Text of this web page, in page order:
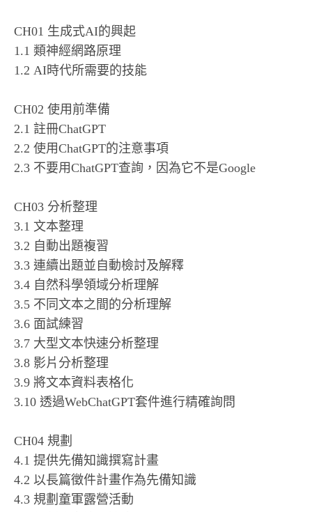
CH01 生成式AI的興起
1.1 類神經網路原理
1.2 AI時代所需要的技能
CH02 使用前準備
2.1 註冊ChatGPT
2.2 使用ChatGPT的注意事項
2.3 不要用ChatGPT查詢，因為它不是Google
CH03 分析整理
3.1 文本整理
3.2 自動出題複習
3.3 連續出題並自動檢討及解釋
3.4 自然科學領域分析理解
3.5 不同文本之間的分析理解
3.6 面試練習
3.7 大型文本快速分析整理
3.8 影片分析整理
3.9 將文本資料表格化
3.10 透過WebChatGPT套件進行精確詢問
CH04 規劃
4.1 提供先備知識撰寫計畫
4.2 以長篇徵件計畫作為先備知識
4.3 規劃童軍露營活動